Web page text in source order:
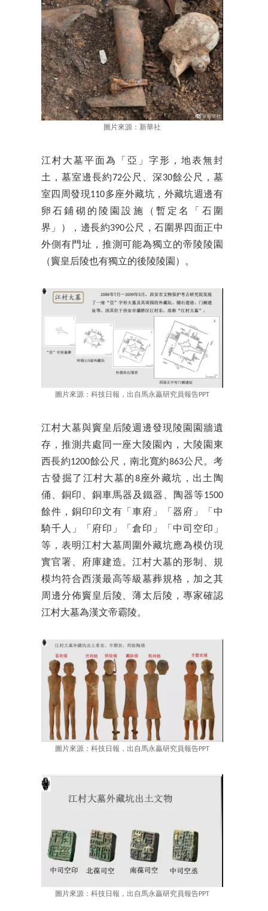
圖片來源：新華社
江村大墓平面為「亞」字形，地表無封
土，墓室邊長約72公尺、深30餘公尺，墓
室四周發現110多座外藏坑，外藏坑週邊有
卵石鋪砌的陵園設施（暫定名「石圍
界」），邊長約390公尺，石圍界四面正中
外側有門址，推測可能為獨立的帝陵陵園
（竇皇后陵也有獨立的後陵陵園）。
圖片來源：科技日報，出自馬永贏研究員報告PPT
江村大墓與竇皇后陵週邊發現陵園園牆遺
存，推測共處同一座大陵園內，大陵園東
西長約1200餘公尺，南北寬約863公尺。考
古發掘了江村大墓的8座外藏坑，出土陶
俑、銅印、銅車馬器及鐵器、陶器等1500
餘件，銅印印文有「車府」「器府」「中
騎千人」「府印」「倉印」「中司空印」
等，表明江村大墓周圍外藏坑應為模仿現
實官署、府庫建造。江村大墓的形制、規
模均符合西漢最高等級墓葬規格，加之其
周邊分佈竇皇后陵、薄太后陵，專家確認
江村大墓為漢文帝霸陵。
圖片來源：科技日報，出自馬永贏研究員報告PPT
圖片來源：科技日報，出自馬永贏研究員報告PPT